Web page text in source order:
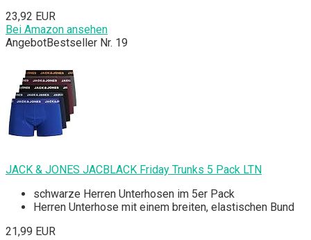
23,92 EUR
Bei Amazon ansehen
AngebotBestseller Nr. 19
JACK & JONES JACBLACK Friday Trunks 5 Pack LTN
schwarze Herren Unterhosen im 5er Pack
Herren Unterhose mit einem breiten, elastischen Bund
21,99 EUR